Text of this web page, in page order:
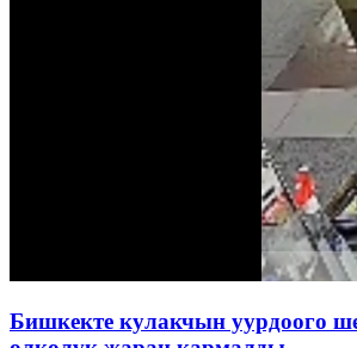
Бишкекте кулакчын уурдоого